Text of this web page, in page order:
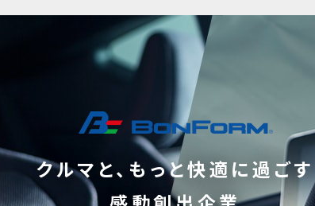
クルマと、もっと快適に過ごす